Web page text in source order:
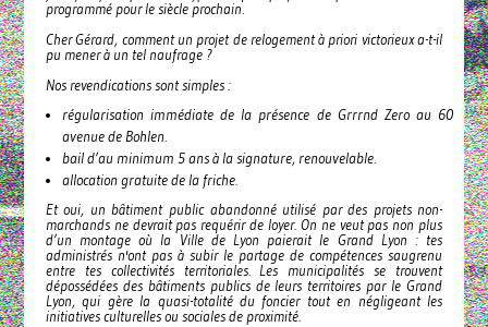
programmé pour le siècle prochain.
Cher Gérard, comment un projet de relogement à priori victorieux a-t-il
pu mener à un tel naufrage ?
Nos revendications sont simples :
régularisation immédiate de la présence de Grrrnd Zero au 60
avenue de Bohlen.
bail d’au minimum 5 ans à la signature, renouvelable.
allocation gratuite de la friche.
Et oui, un bâtiment public abandonné utilisé par des projets non-
marchands ne devrait pas requérir de loyer. On ne veut pas non plus
d’un montage où la Ville de Lyon paierait le Grand Lyon : tes
administrés n'ont pas à subir le partage de compétences saugrenu
entre tes collectivités territoriales. Les municipalités se trouvent
dépossédées des bâtiments publics de leurs territoires par le Grand
Lyon, qui gère la quasi-totalité du foncier tout en négligeant les
initiatives culturelles ou sociales de proximité.